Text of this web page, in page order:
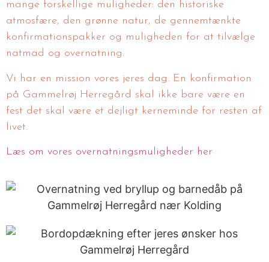
mange forskellige muligheder: den historiske
atmosfære, den grønne natur, de gennemtænkte
konfirmationspakker og muligheden for at tilvælge
natmad og overnatning.
Vi har en mission vores jeres dag. En konfirmation
på Gammelrøj Herregård skal ikke bare være en
fest det skal være et dejligt kerneminde for resten af
livet.
Læs om vores overnatningsmuligheder her